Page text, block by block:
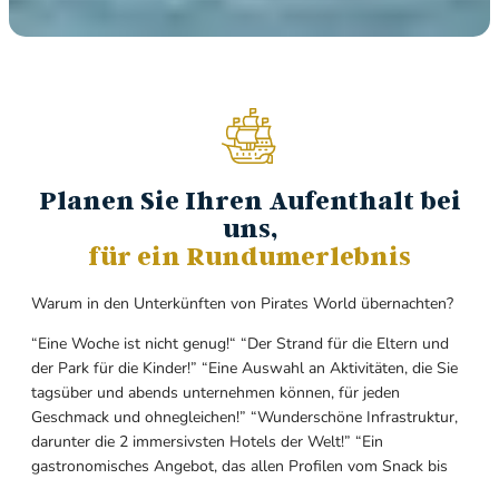
Planen Sie Ihren Aufenthalt bei
uns,
für ein Rundumerlebnis
Warum in den Unterkünften von Pirates World übernachten?
“Eine Woche ist nicht genug!“ “Der Strand für die Eltern und
der Park für die Kinder!” “Eine Auswahl an Aktivitäten, die Sie
tagsüber und abends unternehmen können, für jeden
Geschmack und ohnegleichen!” “Wunderschöne Infrastruktur,
darunter die 2 immersivsten Hotels der Welt!” “Ein
gastronomisches Angebot, das allen Profilen vom Snack bis